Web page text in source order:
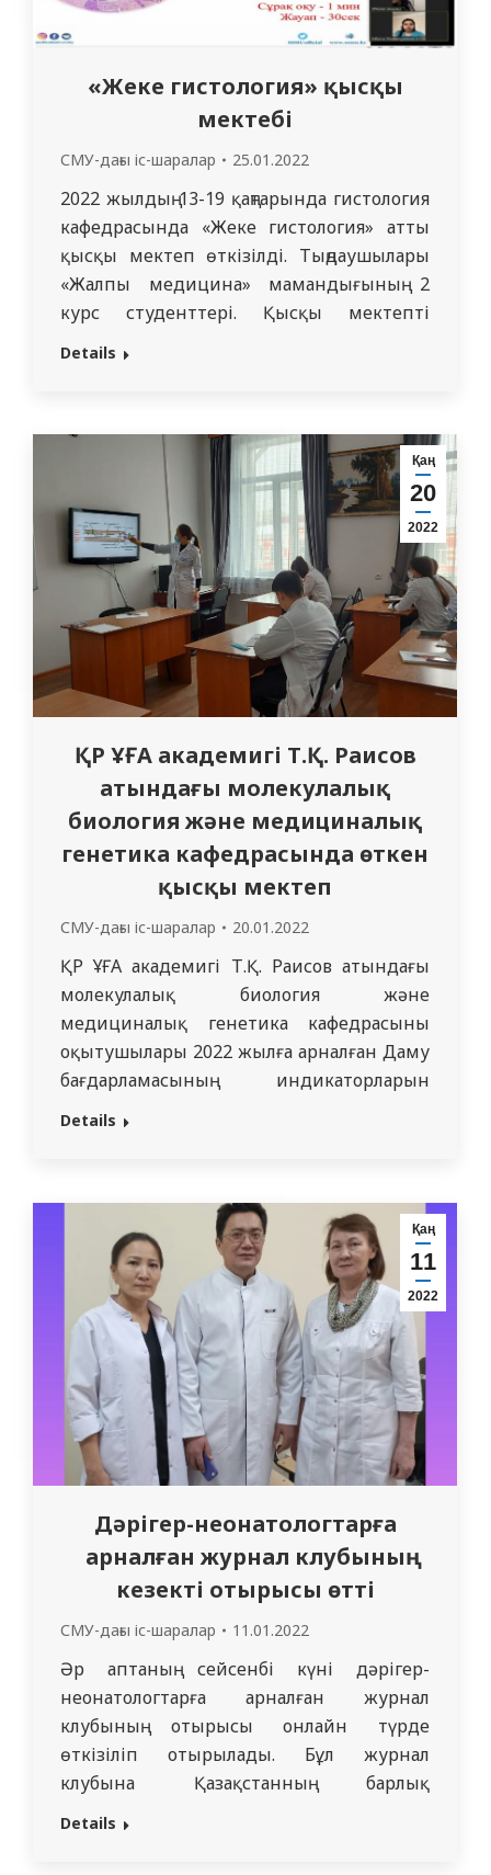
«Жеке гистология» қысқы
мектебі
СМУ-дағы іс-шаралар 25.01.2022
2022 жылдың 13-19 қаңтарында гистология
кафедрасында «Жеке гистология» атты
қысқы мектеп өткізілді. Тыңдаушылары
«Жалпы медицина» мамандығының 2
курс студенттері. Қысқы мектепті
оқытушылар Полатова Б.С. және
мақсаты – зерттелетін мүшелердің
микропрепараттары мен
микросуреттерін диагностикалауға баса
назар аудара отырып, адамның асқорыту,
эндокриндік және зәр-жыныс жүйесі…
Details
Қаң
20
2022
ҚР ҰҒА академигі Т.Қ. Раисов
атындағы молекулалық
биология және медициналық
генетика кафедрасында өткен
қысқы мектеп
СМУ-дағы іс-шаралар 20.01.2022
ҚР ҰҒА академигі Т.Қ. Раисов атындағы
молекулалық биология және
медициналық генетика кафедрасының
оқытушылары 2022 жылға арналған Даму
бағдарламасының индикаторларын
орындау мақсатында 2022 жылдың 05-12
тақырыпқа сабақтар өткізді. Қысқы
мектепке «Жалпы медицина»
мамандығының І курс студенттері
қатысты. Тыңдаушыларға арнап 3
кредиттік көлемде оқу-тақырыптық
жоспарлар мен…
Details
Қаң
11
2022
Дәрігер-неонатологтарға
арналған журнал клубының
кезекті отырысы өтті
СМУ-дағы іс-шаралар 11.01.2022
Әр аптаның сейсенбі күні дәрігер-
неонатологтарға арналған журнал
клубының отырысы онлайн түрде
өткізіліп отырылады. Бұл журнал
клубына Қазақстанның барлық
қалаларынан неонатологтар,
Details